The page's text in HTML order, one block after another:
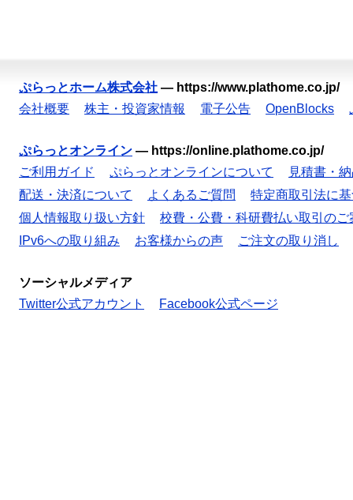
ぷらっとホーム株式会社 — https://www.plathome.co.jp/
会社概要
株主・投資家情報 電子公告 OpenBlocks
ぷらっとオンライン — https://online.plathome.co.jp/
ご利用ガイド
ぷらっとオンラインについて
見積書・
配送・決済について
よくあるご質問
特定商取引法に
個人情報取り扱い方針
校費・公費・科研費払い取引のご
IPv6への取り組み
お客様からの声 ご注文の取り消し
ソーシャルメディア
Twitter公式アカウント
Facebook公式ページ